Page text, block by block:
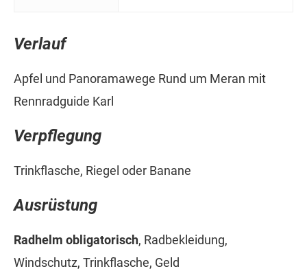
Verlauf
Apfel und Panoramawege Rund um Meran mit
Rennradguide Karl
Verpflegung
Trinkflasche, Riegel oder Banane
Ausrüstung
Radhelm obligatorisch, Radbekleidung,
Windschutz, Trinkflasche, Geld